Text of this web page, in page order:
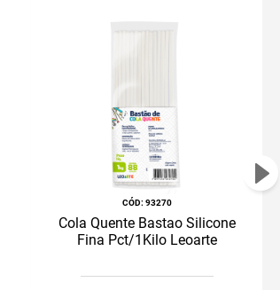
:93270
Cola Quente Bastao Silicone
Fina Pct/1Kilo Leoarte